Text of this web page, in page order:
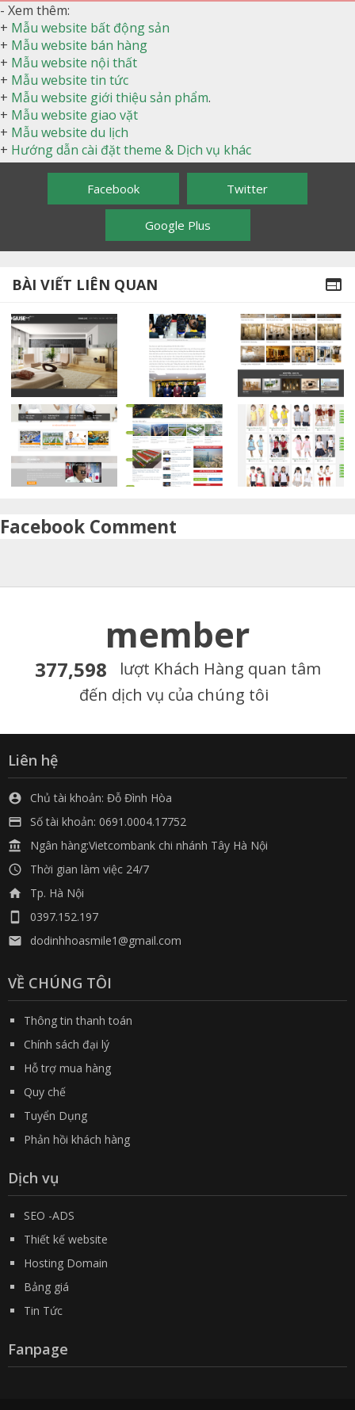
- Xem thêm:
+ Mẫu website bất động sản
+ Mẫu website bán hàng
+ Mẫu website nội thất
+ Mẫu website tin tức
+ Mẫu website giới thiệu sản phẩm.
+ Mẫu website giao vặt
+ Mẫu website du lịch
+ Hướng dẫn cài đặt theme & Dịch vụ khác
Facebook Twitter
Google Plus
BÀI VIẾT LIÊN QUAN 
Facebook Comment
member
377,598
lượt Khách Hàng quan tâm
đến dịch vụ của chúng tôi
Liên hệ
 Chủ tài khoản: Đỗ Đình Hòa
 Số tài khoản: 0691.0004.17752
 Ngân hàng:Vietcombank chi nhánh Tây Hà Nội
 Thời gian làm việc 24/7
 Tp. Hà Nội
 0397.152.197
 dodinhhoasmile1@gmail.com
VỀ CHÚNG TÔI
Thông tin thanh toán
Chính sách đại lý
Hỗ trợ mua hàng
Quy chế
Tuyển Dụng
Phản hồi khách hàng
Dịch vụ
SEO -ADS
Thiết kế website
Hosting Domain
Bảng giá
Tin Tức
Fanpage